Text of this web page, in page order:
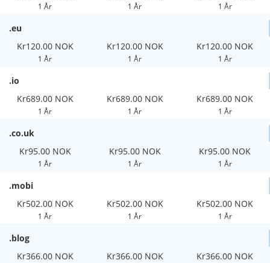
1 År 1 År 1 År
.eu
Kr120.00 NOK
1 År
Kr120.00 NOK
1 År
Kr120.00 NOK
1 År
.io
Kr689.00 NOK
1 År
Kr689.00 NOK
1 År
Kr689.00 NOK
1 År
.co.uk
Kr95.00 NOK
1 År
Kr95.00 NOK
1 År
Kr95.00 NOK
1 År
.mobi
Kr502.00 NOK
1 År
Kr502.00 NOK
1 År
Kr502.00 NOK
1 År
.blog
Kr366.00 NOK
Kr366.00 NOK Kr366.00 NOK